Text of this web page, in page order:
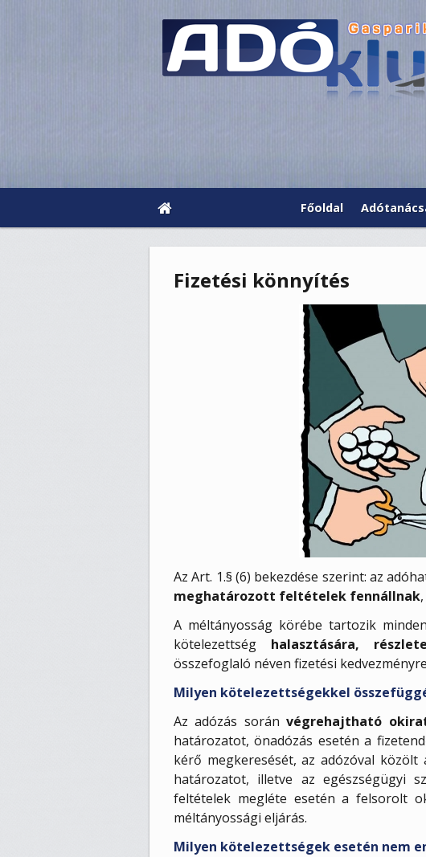
Főoldal
Fizetési könnyítés
Az Art. 1.§ (6) bekezdése szerint: az
meghatározott feltételek fennállnak
A méltányosság körébe tartozik
kötelezettség
halasztására,
összefoglaló néven fizetési
Milyen kötelezettségekkel
Az adózás soránvégrehajtható
határozatot, önadózás esetén a
kérő megkeresését, az adózóval
határozatot, illetve az egészségügyi
feltételek megléte esetén a felsorolt
méltányossági eljárás.
Milyen kötelezettségek esetén nem